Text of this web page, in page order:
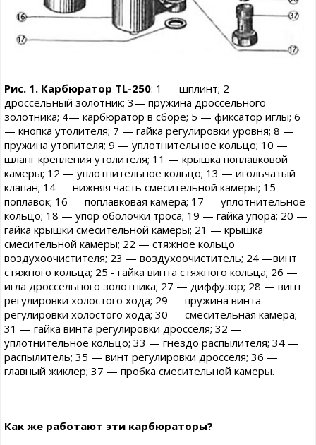
Рис. 1. Карбюратор TL-250: 1 — шплинт; 2 —
дроссельный золотник; 3— пружина дроссельного
золотника; 4— карбюратор в сборе; 5 — фиксатор иглы; 6
— кнопка утолителя; 7 — гайка регулировки уровня; 8 —
пружина утопителя; 9 — уплотнительное кольцо; 10 —
шланг крепления утолителя; 11 — крышка поплавковой
камеры; 12 — уплотнительное кольцо; 13 — игольчатый
клапан; 14 — нижняя часть смесительной камеры; 15 —
поплавок; 16 — поплавковая камера; 17 — уплотнительное
кольцо; 18 — упор оболочки троса; 19 — гайка упора; 20 —
гайка крышки смесительной камеры; 21 — крышка
смесительной камеры; 22 — стяжное кольцо
воздухоочистителя; 23 — воздухоочиститель; 24 —винт
стяжного кольца; 25 - гайка винта стяжного кольца; 26 —
игла дроссельного золотника; 27 — диффузор; 28 — винт
регулировки холостого хода; 29 — пружина винта
регулировки холостого хода; 30 — смесительная камера;
31 — гайка винта регулировки дросселя; 32 —
уплотнительное кольцо; 33 — гнездо распылителя; 34 —
распылитель; 35 — винт регулировки дросселя; 36 —
главный жиклер; 37 — пробка смесительной камеры.
Как же работают эти карбюраторы?